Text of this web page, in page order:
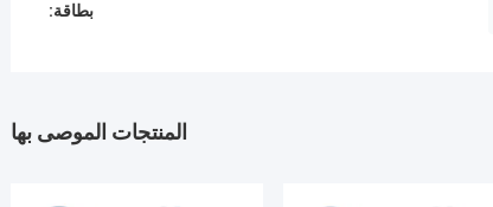
بطاقة:
المنتجات الموصى بها